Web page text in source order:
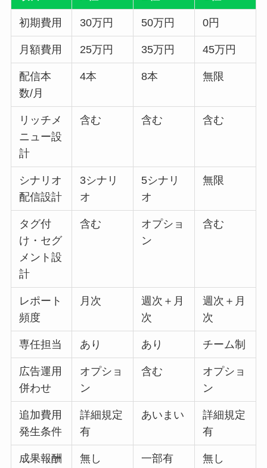
初期費用 30万円 50万円 0円
月額費用 25万円 35万円 45万円
配信本
数/月
4本 8本 無限
リッチメ
ニュー設
計
含む 含む 含む
シナリオ
配信設計
3シナリ
オ
5シナリ
オ
無限
タグ付
け・セグ
メント設
計
含む
オプショ
ン
含む
レポート
頻度
月次
週次＋月
次
週次＋月
次
専任担当 あり あり チーム制
広告運用
併わせ
オプショ
ン
含む
オプショ
ン
追加費用
発生条件
詳細規定
有
あいまい
詳細規定
有
成果報酬 無し 一部有 無し